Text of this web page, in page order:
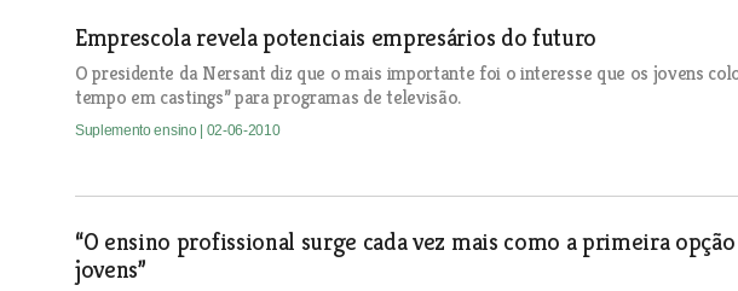
Emprescola revela potenciais empresários do futuro
O presidente da Nersant diz que o mais importante foi o interesse que os jovens
tempo em castings” para programas de televisão.
Suplemento ensino | 02-06-2010
“O ensino profissional surge cada vez mais como a primeira
jovens”